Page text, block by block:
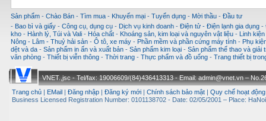
Sản phẩm - Chào Bán - Tìm mua - Khuyến mại - Tuyển dụng - Mời thầu - Đầu tư
- Bao bì và giấy - Công cụ, dụng cụ - Dịch vụ kinh doanh - Điện tử - Điện lạnh gia dụng -
kho - Hành lý, Túi và Vali - Hóa chất - Khoáng sản, kim loại và nguyên vật liệu -
Linh
Nông - Lâm - Thuỷ hải sản - Ô tô, xe máy - Phần mềm và phần cứng máy tính - Phụ
dệt và da - Sản phẩm in ấn và xuất bản - Sản phẩm kim loại - Sản phẩm thể thao và giải
văn phòng - Thiết bị viễn thông - Thời trang - Thực phẩm và đồ uống - Trang thiết bị
VNET.,jsc - Tel/fax: 19006609/(84)436413313 - Email: admin@vnet.vn –
Trang chủ
EMail Đăng nhập Đăng ký mới Chính sách bảo mật Quy chế hoạt động
Business Licensed Registration Number: 0101138702 - Date: 02/05/2001 – Place: